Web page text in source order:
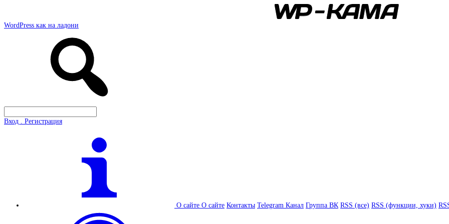
WordPress как на ладони
Вход . Регистрация
О сайте О сайте Контакты Telegram Канал Группа ВК RSS (все) RSS (функции, хуки)